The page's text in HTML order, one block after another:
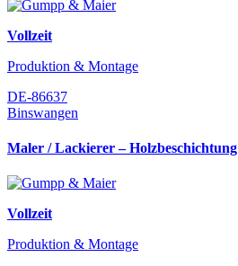
Vollzeit
Produktion & Montage
DE-86637
Binswangen
Maler / Lackierer – Holzbeschichtung
Vollzeit
Produktion & Montage